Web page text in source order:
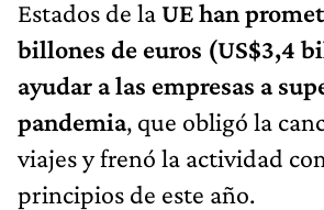
Estados de laUE han
billones de euros (US$3,4
ayudar a las empresas a
pandemia, que obligó la
viajes y frenó la actividad
principios de este año.